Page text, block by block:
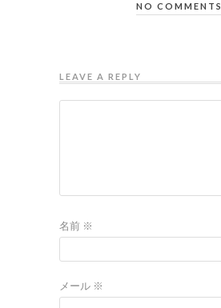
NO COMMENTS
LEAVE A REPLY
名前 ※
メール ※